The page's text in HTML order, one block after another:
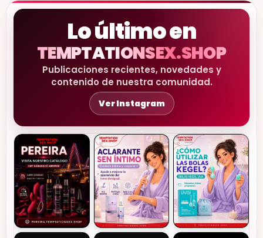
Lo último en
TEMPTATIONSEX.SHOP
Publicaciones recientes, novedades y
contenido de nuestra comunidad.
Ver Instagram